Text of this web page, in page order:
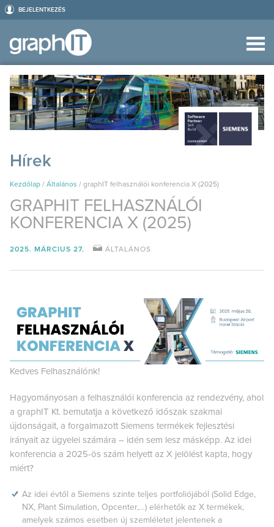
BEJELENTKEZÉS
Hírek
Kezdőlap / Általános / graphIT felhasználói konferencia X (2025)
GRAPHIT FELHASZNÁLÓI
KONFERENCIA X (2025)
2025. MÁRCIUS 27. ÁLTALÁNOS
Kedves Felhasználónk!
Hagyományosan a felhasználói konferencia az rendezvény, ahol
a graphIT Kt. bemutatja a következő időszak szakmai
újdonságait, a forgalmazott Siemens termékek fejlesztési
irányait az ügyelei számára – idén sem lesz másképp. Az idei
konferencia a 2025-ös szám helyett az X jelölést kapta, hogy
miért?
Az idei évtől a Siemens szinte teljes portfoliójából (Solid Edge,
NX, Plant Simulation, Opcenter,…) elérhetők az X termékek,
amelyek számos esetben új szemléletet jelentenek a